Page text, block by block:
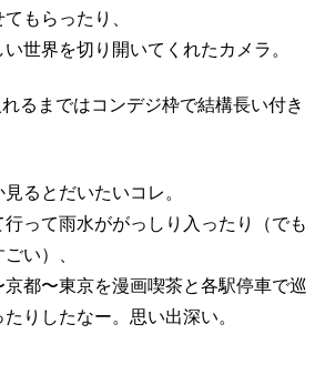
もらったり、
世界を切り開いてくれたカメラ。
るまではコンデジ枠で結構長い付き
るとだいたいコレ。
って雨水ががっしり入ったり（でも
い）、
都〜東京を漫画喫茶と各駅停車で巡
りしたなー。思い出深い。